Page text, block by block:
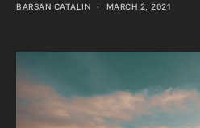
BARSAN CATALIN MARCH 2, 2021